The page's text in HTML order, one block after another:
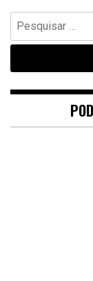
Pesquisar
por: